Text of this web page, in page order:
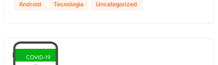
Android Tecnologia Uncategorized